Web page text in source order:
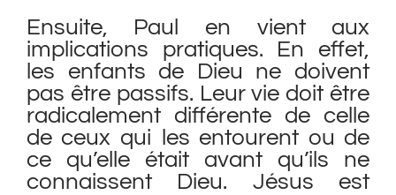
Ensuite, Paul en vient aux
implications pratiques. En effet,
les enfants de Dieu ne doivent
pas être passifs. Leur vie doit être
radicalement différente de celle
de ceux qui les entourent ou de
ce qu’elle était avant qu’ils ne
connaissent Dieu. Jésus est